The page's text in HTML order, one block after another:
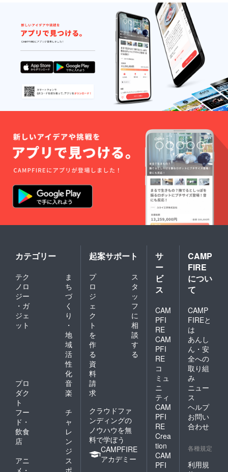
カテゴリー
テク
ノロ
ジー
・ガ
ジェ
ット
ま
ち
づ
く
り
・
地
域
活
性
化
プロ
ダク
ト
音
楽
フー
ド・
飲食
店
チ
ャ
レ
ン
ジ
アニ
メ・
ス
ポ
起案サポート
プ
ロ
ジ
ェ
ク
ト
を
作
る
ス
タ
ッ
フ
に
相
談
す
る
資
料
請
求
クラウドファ
ンディングの
ノウハウを無
料で学ぼう
CAMPFIRE
アカデミー
サ
ー
ビ
ス
CAM
PFI
RE
CAM
PFI
RE
コ
ミュ
ニ
ティ
CAM
PFI
RE
Crea
tion
CAM
PFI
CAMP
FIRE
につい
て
CAMP
FIREと
は
あんし
ん・安
全への
取り組
み
ニュー
ス
ヘルプ
お問い
合わせ
各種規定
利用規